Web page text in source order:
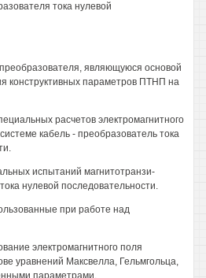
тока нулевой
являющуюся основой
конструктивных параметров ПТНП на
расчетов электромагнитного
кабель - преобразователь тока
испытаний магнитотранзи-
нулевой последовательности.
при работе над
электромагнитного поля
уравнений Максвелла, Гельмгольца,
параметрами.